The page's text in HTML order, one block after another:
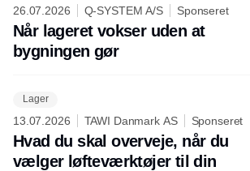
26.07.2026 Q-SYSTEM A/S Sponseret
Når lageret vokser uden at
bygningen gør
Lager
13.07.2026 TAWI Danmark AS Sponseret
Hvad du skal overveje, når du
vælger løfteværktøjer til din